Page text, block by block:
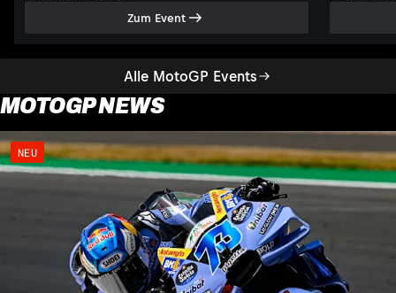
Alle MotoGP Events
Zum Event
MOTOGP NEWS
NEU